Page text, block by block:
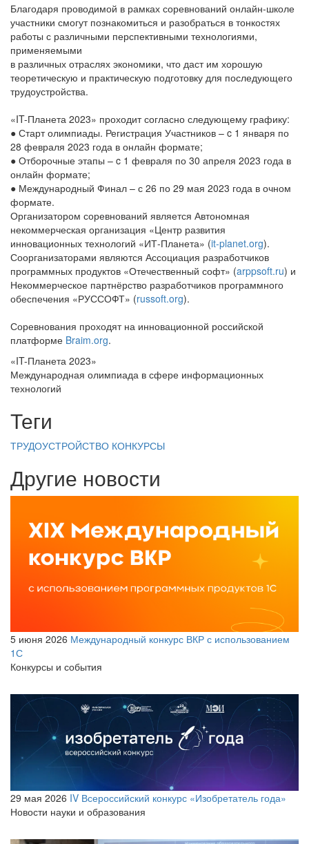
Благодаря проводимой в рамках соревнований онлайн-школе
участники смогут познакомиться и разобраться в тонкостях
работы с различными перспективными технологиями,
применяемыми
в различных отраслях экономики, что даст им хорошую
теоретическую и практическую подготовку для последующего
трудоустройства.
«IT-Планета 2023» проходит согласно следующему графику:
● Старт олимпиады. Регистрация Участников – c 1 января по
28 февраля 2023 года в онлайн формате;
● Отборочные этапы – c 1 февраля по 30 апреля 2023 года в
онлайн формате;
● Международный Финал – с 26 по 29 мая 2023 года в очном
формате.
Организатором соревнований является Автономная
некоммерческая организация «Центр развития
инновационных технологий «ИТ-Планета» (it-planet.org).
Соорганизаторами являются Ассоциация разработчиков
программных продуктов «Отечественный софт» (arppsoft.ru) и
Некоммерческое партнёрство разработчиков программного
обеспечения «РУССОФТ» (russoft.org).
Соревнования проходят на инновационной российской
платформе Braim.org.
«IT-Планета 2023»
Международная олимпиада в сфере информационных
технологий
Теги
ТРУДОУСТРОЙСТВО КОНКУРСЫ
Другие новости
5 июня 2026 Международный конкурс ВКР с использованием
1С
Конкурсы и события
29 мая 2026 IV Всероссийский конкурс «Изобретатель года»
Новости науки и образования